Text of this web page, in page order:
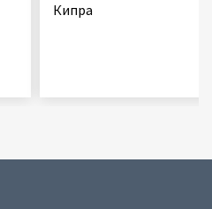
Кипра